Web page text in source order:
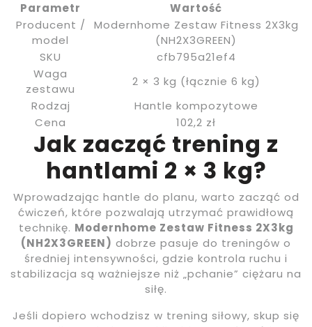
Parametr
Wartość
Producent /
model
Modernhome Zestaw Fitness 2X3kg
(NH2X3GREEN)
SKU
cfb795a21ef4
Waga
zestawu
2 × 3 kg (łącznie 6 kg)
Rodzaj
Hantle kompozytowe
Cena
102,2 zł
Jak zacząć trening z
hantlami 2 × 3 kg?
Wprowadzając hantle do planu, warto zacząć od
ćwiczeń, które pozwalają utrzymać prawidłową
technikę. Modernhome Zestaw Fitness 2X3kg
(NH2X3GREEN) dobrze pasuje do treningów o
średniej intensywności, gdzie kontrola ruchu i
stabilizacja są ważniejsze niż „pchanie” ciężaru na
siłę.
Jeśli dopiero wchodzisz w trening siłowy, skup się